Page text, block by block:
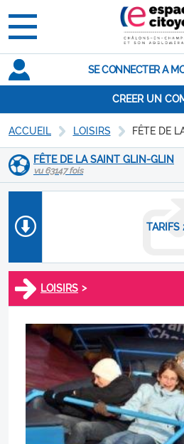
SE CONNECTER A
CREER UN
ACCUEIL LOISIRS FÊTE DE
FÊTE DE LA SAINT GLIN-GLIN
vu 63147 fois
TARIFS
LOISIRS >